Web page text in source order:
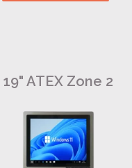
19" ATEX Zone 2